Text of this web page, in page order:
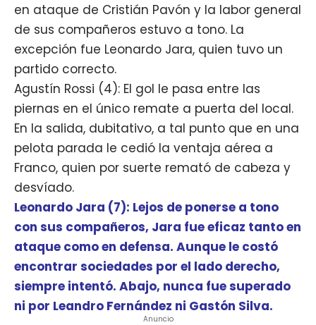
en ataque de Cristián Pavón y la labor general
de sus compañeros estuvo a tono. La
excepción fue Leonardo Jara, quien tuvo un
partido correcto.
Agustín Rossi (4): El gol le pasa entre las
piernas en el único remate a puerta del local.
En la salida, dubitativo, a tal punto que en una
pelota parada le cedió la ventaja aérea a
Franco, quien por suerte remató de cabeza y
desvíado.
Leonardo Jara (7): Lejos de ponerse a tono
con sus compañeros, Jara fue eficaz tanto en
ataque como en defensa. Aunque le costó
encontrar sociedades por el lado derecho,
siempre intentó. Abajo, nunca fue superado
ni por Leandro Fernández ni Gastón Silva.
Anuncio